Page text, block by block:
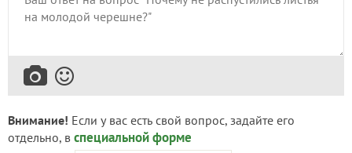
Внимание! Если у вас есть свой вопрос, задайте его
отдельно, в специальной форме